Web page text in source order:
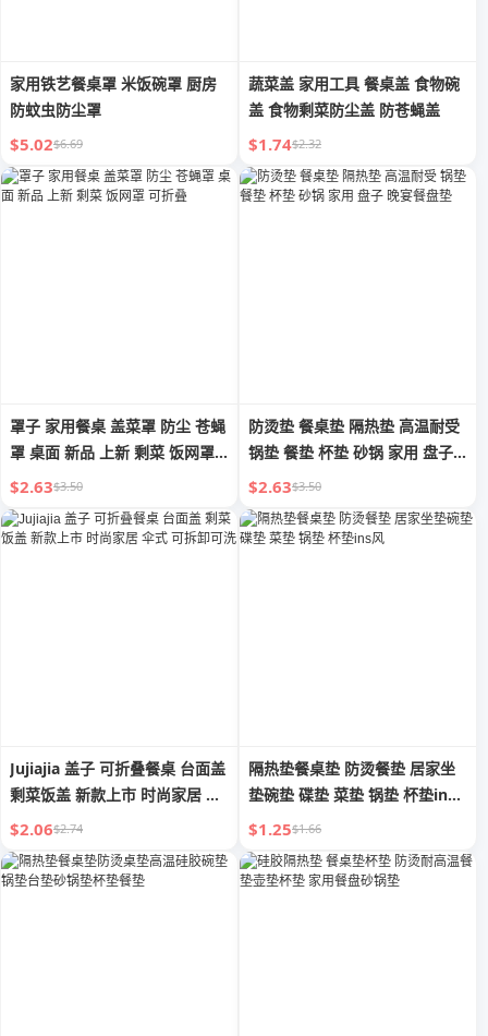
家用铁艺餐桌罩 米饭碗罩 厨房
防蚊虫防尘罩
$5.02$6.69
蔬菜盖 家用工具 餐桌盖 食物碗
盖 食物剩菜防尘盖 防苍蝇盖
$1.74$2.32
罩子 家用餐桌 盖菜罩 防尘 苍蝇
罩 桌面 新品 上新 剩菜 饭网罩
可折叠
$2.63$3.50
防烫垫 餐桌垫 隔热垫 高温耐受
锅垫 餐垫 杯垫 砂锅 家用 盘子
晚宴餐盘垫
$2.63$3.50
Jujiajia 盖子 可折叠餐桌 台面盖
剩菜饭盖 新款上市 时尚家居 伞
式 可拆卸可洗
$2.06$2.74
隔热垫餐桌垫 防烫餐垫 居家坐
垫碗垫 碟垫 菜垫 锅垫 杯垫ins
风
$1.25$1.66